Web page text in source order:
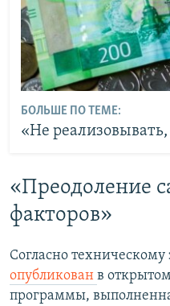
БОЛЬШЕ ПО ТЕМЕ:
«Не реализовывать,
«Преодоление
факторов»
Согласно техническому
опубликован в
программы,